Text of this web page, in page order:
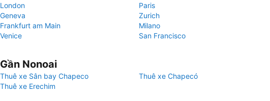
London
Paris
Geneva
Zurich
Frankfurt am Main
Milano
Venice
San Francisco
Gần Nonoai
Thuê xe Sân bay Chapeco
Thuê xe Chapecó
Thuê xe Erechim